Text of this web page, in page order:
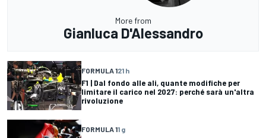
More from
Gianluca D'Alessandro
FORMULA 121 h
F1 | Dal fondo alle ali, quante modifiche per
limitare il carico nel 2027: perché sarà un'altra
rivoluzione
FORMULA 11 g